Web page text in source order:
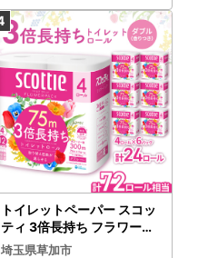
トイレットペーパー スコッ
ティ 3倍長持ち フラワーパ
ック 4ロール×6P
埼玉県草加市